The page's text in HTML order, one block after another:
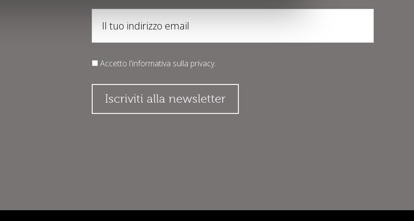
Accetto l'informativa sulla privacy.